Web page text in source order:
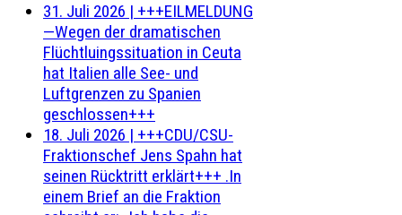
31. Juli 2026 | +++EILMELDUNG
—Wegen der dramatischen
Flüchtluingssituation in Ceuta
hat Italien alle See- und
Luftgrenzen zu Spanien
geschlossen+++
18. Juli 2026 | +++CDU/CSU-
Fraktionschef Jens Spahn hat
seinen Rücktritt erklärt+++ .In
einem Brief an die Fraktion